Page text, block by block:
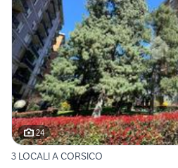
24
3 LOCALI A CORSICO